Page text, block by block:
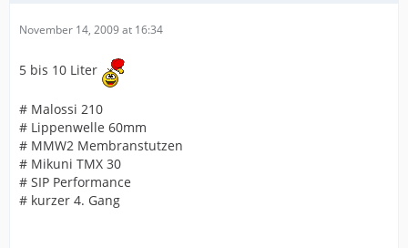
November 14, 2009 at 16:34
5 bis 10 Liter
# Malossi 210
# Lippenwelle 60mm
# MMW2 Membranstutzen
# Mikuni TMX 30
# SIP Performance
# kurzer 4. Gang